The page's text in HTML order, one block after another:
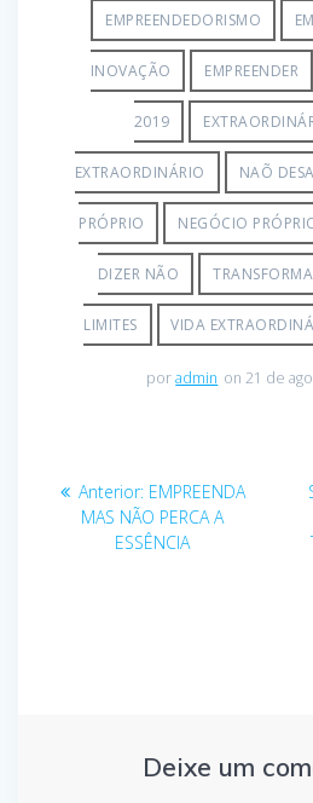
EMPREENDEDORISMO
INOVAÇÃO EMPREENDER
2019
EXTRAORDINÁRIO NAÕ
PRÓPRIO NEGÓCIO
DIZER NÃO
LIMITES VIDA
poradmin on 21 de
Anterior: EMPREENDA
MAS NÃO PERCA A
ESSÊNCIA
Deixe um